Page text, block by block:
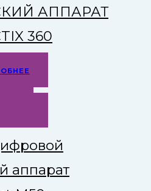
АППАРАТ
360
аппарат